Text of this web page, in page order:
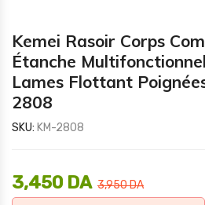
Kemei Rasoir Corps
Étanche
Lames Flottant
2808
SKU: KM-2808
3,950DA
3,450 DA